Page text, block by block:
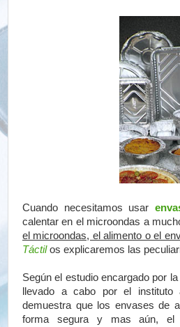
Cuando necesitamos usar
calentar en el microondas a
el microondas, el alimento o el
Táctilos explicaremos las
Según el estudio encargado por
llevado a cabo por el instituto
demuestra que los envases de
forma segura y mas aún, el